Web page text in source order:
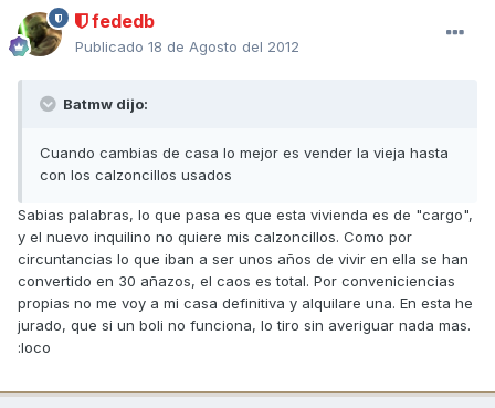
fededb
Publicado 18 de Agosto del 2012
Batmw dijo:
Cuando cambias de casa lo mejor es vender la vieja hasta
con los calzoncillos usados
Sabias palabras, lo que pasa es que esta vivienda es de "cargo",
y el nuevo inquilino no quiere mis calzoncillos. Como por
circuntancias lo que iban a ser unos años de vivir en ella se han
convertido en 30 añazos, el caos es total. Por conveniciencias
propias no me voy a mi casa definitiva y alquilare una. En esta he
jurado, que si un boli no funciona, lo tiro sin averiguar nada mas.
:loco